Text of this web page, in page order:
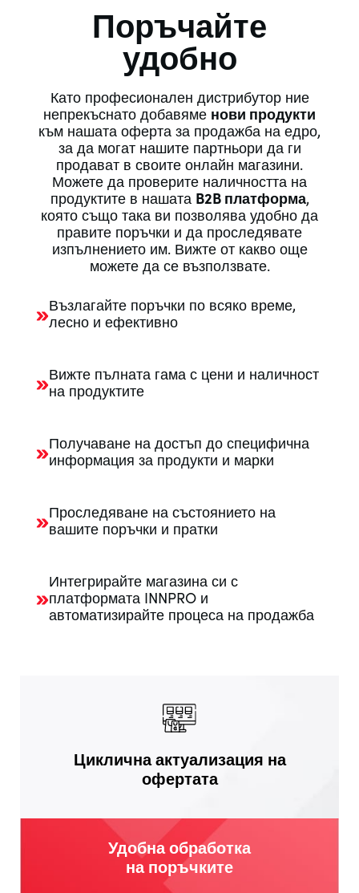
Циклична актуализация на
офертата
Удобна обработка
на поръчките
Поръчайте
удобно
Като професионален дистрибутор ние
непрекъснато добавяме нови продукти
към нашата оферта за продажба на едро,
за да могат нашите партньори да ги
продават в своите онлайн магазини.
Можете да проверите наличността на
продуктите в нашата B2B платформа,
която също така ви позволява удобно да
правите поръчки и да проследявате
изпълнението им. Вижте от какво още
можете да се възползвате.
Възлагайте поръчки по всяко време,
лесно и ефективно
Вижте пълната гама с цени и наличност
на продуктите
Получаване на достъп до специфична
информация за продукти и марки
Проследяване на състоянието на
вашите поръчки и пратки
Интегрирайте магазина си с
платформата INNPRO и
автоматизирайте процеса на продажба